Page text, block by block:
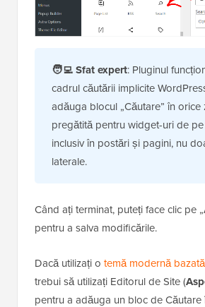
🧑‍💻 Sfat expert: Pluginul
cadrul căutării implicite
adăuga blocul „Căutare” în orice
pregătită pentru widget-uri de
inclusiv în postări și pagini, nu
laterale.
Când ați terminat, puteți face clic pe
pentru a salva modificările.
Dacă utilizați o temă modernă
trebui să utilizați Editorul de Site (
pentru a adăuga un bloc de Căutare